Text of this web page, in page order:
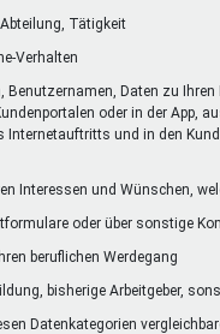
Tätigkeit
Verhalten
Benutzernamen, Daten zu
oder in der App,
Internetauftritts und in den
Interessen und Wünschen,
oder über sonstige
beruflichen Werdegang
bisherige Arbeitgeber,
Datenkategorien